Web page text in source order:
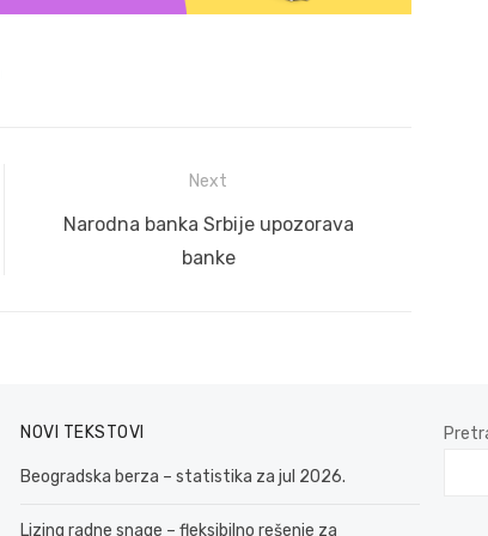
Next
Next
Narodna banka Srbije upozorava
banke
NOVI TEKSTOVI
Beogradska berza – statistika za jul 2026.
Lizing radne snage – fleksibilno rešenje za